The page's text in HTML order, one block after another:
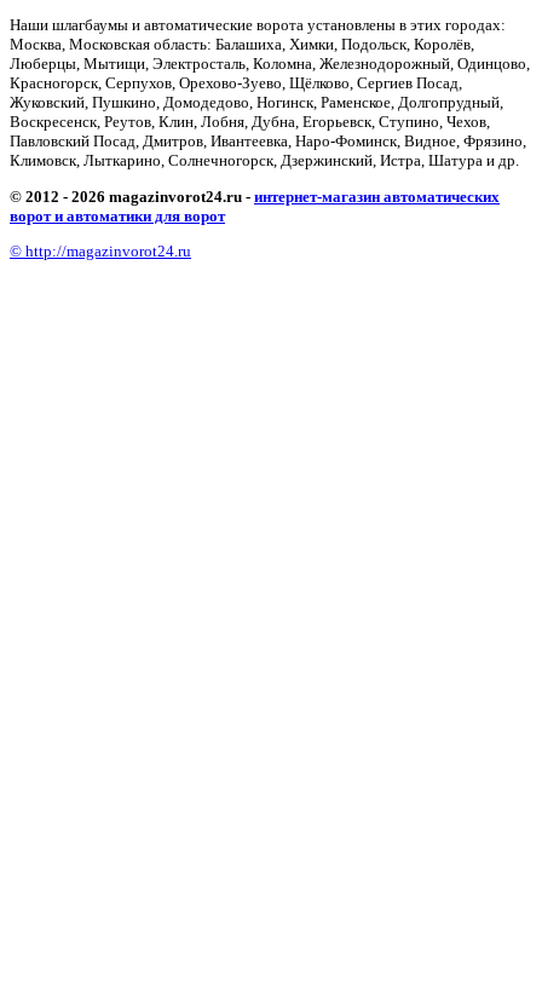
Наши шлагбаумы и автоматические ворота установлены в этих городах:
Москва, Московская область: Балашиха, Химки, Подольск, Королёв,
Люберцы, Мытищи, Электросталь, Коломна, Железнодорожный, Одинцово,
Красногорск, Серпухов, Орехово-Зуево, Щёлково, Сергиев Посад,
Жуковский, Пушкино, Домодедово, Ногинск, Раменское, Долгопрудный,
Воскресенск, Реутов, Клин, Лобня, Дубна, Егорьевск, Ступино, Чехов,
Павловский Посад, Дмитров, Ивантеевка, Наро-Фоминск, Видное, Фрязино,
Климовск, Лыткарино, Солнечногорск, Дзержинский, Истра, Шатура и др.
© 2012 - 2026 magazinvorot24.ru - интернет-магазин автоматических
ворот и автоматики для ворот
© http://magazinvorot24.ru